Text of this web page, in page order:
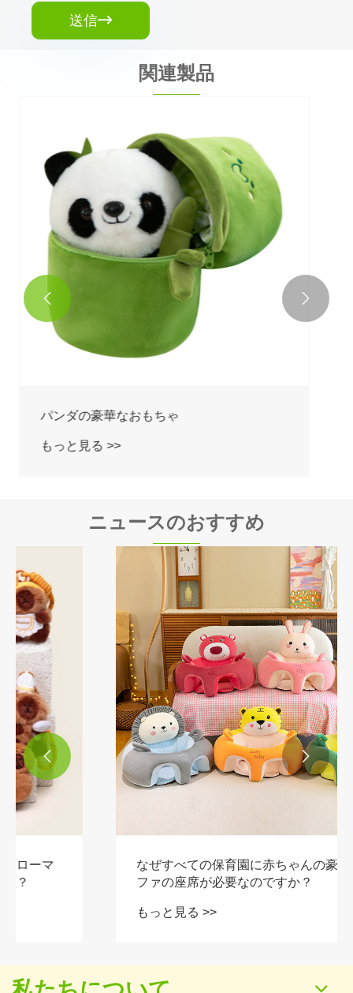
送信
関連製品
象のぬいぐるみのおもちゃ
もっと見る >>
 
ニュースのおすすめ
なぜすべての保育園に赤ちゃんの豪華なソ
ファの座席が必要なのですか？
 